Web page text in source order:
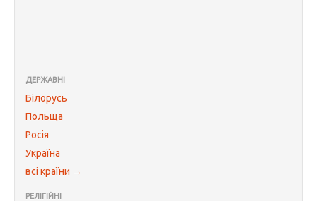
ДЕРЖАВНІ
Білорусь
Польща
Росія
Україна
всі країни →
РЕЛІГІЙНІ